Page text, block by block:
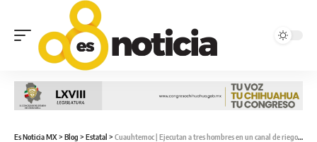
Es Noticia MX> Blog > Estatal > Cuauhtemoc | Ejecutan a tres hombres en un canal de riego por el Corredor Comercial